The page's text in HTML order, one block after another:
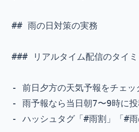
## 雨の日対策の実務
### リアルタイム配信のタイ
- 前日夕方の天気予報をチェッ
- 雨予報なら当日朝7〜9時に
- ハッシュタグ「#雨割」「#雨